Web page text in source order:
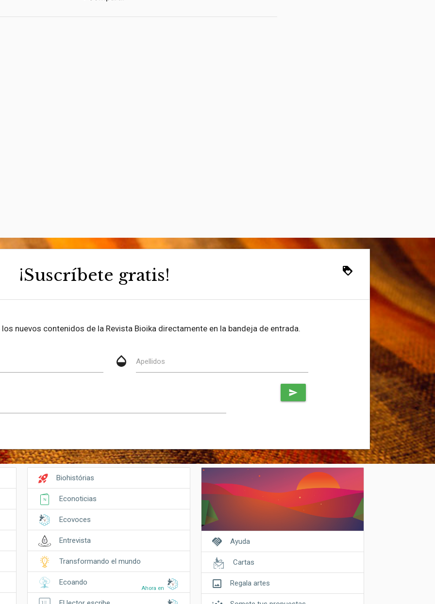
loyalty
¡Suscríbete gratis!
los nuevos contenidos de la Revista Bioika directamente en la bandeja de entrada.
opacity Apellidos
send
rocket_launch Biohistórias
Econoticias
Ecovoces
Entrevista
Transformando el mundo
Ahora en
Ecoando
handshake Ayuda
Cartas
crop_original Regala artes